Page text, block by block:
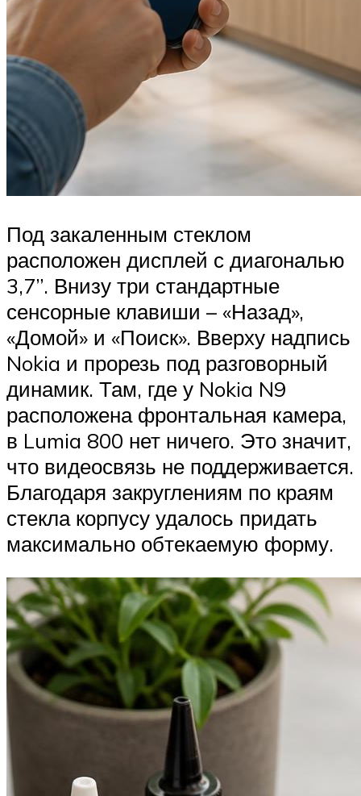
Под закаленным стеклом
расположен дисплей с диагональю
3,7”. Внизу три стандартные
сенсорные клавиши – «Назад»,
«Домой» и «Поиск». Вверху надпись
Nokia и прорезь под разговорный
динамик. Там, где у Nokia N9
расположена фронтальная камера,
в Lumia 800 нет ничего. Это значит,
что видеосвязь не поддерживается.
Благодаря закруглениям по краям
стекла корпусу удалось придать
максимально обтекаемую форму.